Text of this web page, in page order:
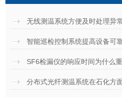
无线测温系统方便及时处理异
智能巡检控制系统提高设备可
SF6检漏仪的响应时间为什么
分布式光纤测温系统在石化方